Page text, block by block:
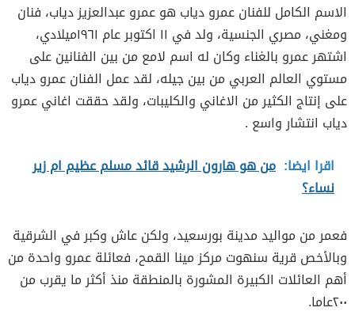
الاسم الكامل للفنان عمرو دياب هو عمرو عبدالعزيز دياب، فنان
ومغني، مصري الجنسية، ولد في ١١ اكتوبر عام ١٩٦١ميلادي،
اشتهر عمرو بالغناء وكان له اسم لامع من بين الفنانين على
مستوي العالم العربي من بين جيله، لقد عمل الفنان عمرو دياب
على إنتاج الكثير من الاغاني والكليبات، ولقد حققت اغاني عمرو
دياب انتشار واسع .
اقرا ايضا: من هو هارون الرشيد قائد مسلم عظيم ام زير
نساء؟
فعمر من مواليد مدينة بورسعيد، ولكن عاش وكبر في الشرقية
وبالأخص قرية سنهوت مركز مينا القمح، فعائلة عمرو واحدة من
أهم العائلات الكبيرة المشورة بالمنطقة منذ أكثر ما يقرب من
٢٠٠عاما.